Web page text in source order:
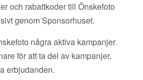
och rabattkoder till Önskefoto
genom Sponsorhuset.
några aktiva kampanjer.
för att ta del av kampanjer,
erbjudanden.